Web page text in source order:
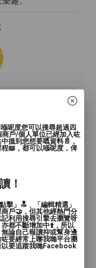
呢度您可以搜尋超過四
戶/個人單位已經加入咗
搵到您想要嘅資料📄，
📖，都可以喺呢度，俾
！
擊」🔝﹑「編輯精選」
戶🤝，但其他經熱門分
利用搜尋引擎去瀏覽呀
都不斷增加中⬆️，所以
論自己報讀抑或幫身邊
要經常上嚟我哋平台瀏
以要追蹤我哋Facebook